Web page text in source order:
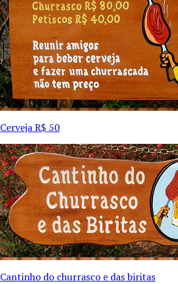
Cerveja R$ 50
Cantinho do churrasco e das biritas